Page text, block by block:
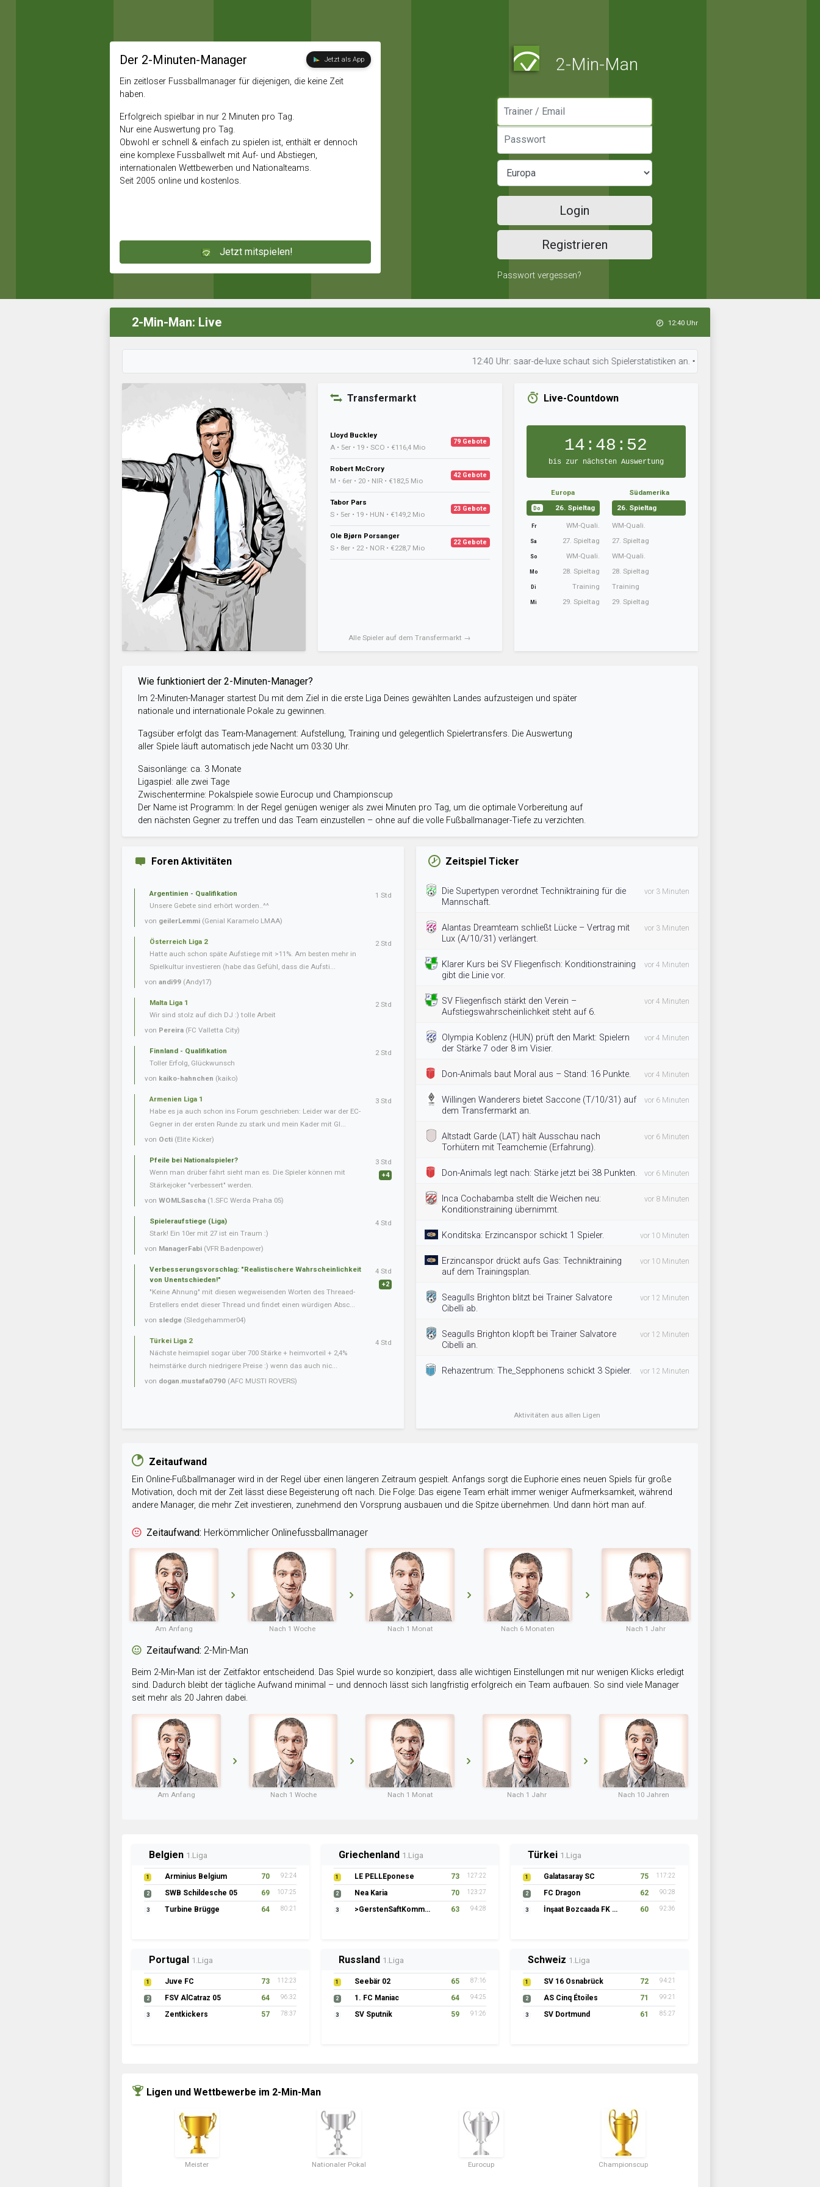
Der 2-Minuten-Manager Jetzt als App
Ein zeitloser Fussballmanager für diejenigen, die keine Zeit
haben.
Erfolgreich spielbar in nur 2 Minuten pro Tag.
Nur eine Auswertung pro Tag.
Obwohl er schnell & einfach zu spielen ist, enthält er dennoch
eine komplexe Fussballwelt mit Auf- und Abstiegen,
internationalen Wettbewerben und Nationalteams.
Seit 2005 online und kostenlos.
Jetzt mitspielen!
2-Min-Man
Login
Registrieren
Passwort vergessen?
2-Min-Man: Live 12:40 Uhr
12:40 Uhr: saar-de-luxe schaut sich Spielerstatistiken an. • 12:37 Uhr: 07 Lowlands Athletic ist
Transfermarkt
Lloyd Buckley
A • 5er • 19 • SCO • €116,4 Mio
79 Gebote
Robert McCrory
M • 6er • 20 • NIR • €182,5 Mio
42 Gebote
Tabor Pars
S • 5er • 19 • HUN • €149,2 Mio
23 Gebote
Ole Bjørn Porsanger
S • 8er • 22 • NOR • €228,7 Mio
22 Gebote
Alle Spieler auf dem Transfermarkt →
Live-Countdown
14:48:51
bis zur nächsten Auswertung
Europa
Do 26. Spieltag
Fr WM-Quali.
Sa 27. Spieltag
So WM-Quali.
Mo 28. Spieltag
Di Training
Mi 29. Spieltag
Südamerika
26. Spieltag
WM-Quali.
27. Spieltag
WM-Quali.
28. Spieltag
Training
29. Spieltag
Wie funktioniert der 2-Minuten-Manager?
Im 2-Minuten-Manager startest Du mit dem Ziel in die erste Liga Deines gewählten Landes aufzusteigen und später
nationale und internationale Pokale zu gewinnen.
Tagsüber erfolgt das Team-Management: Aufstellung, Training und gelegentlich Spielertransfers. Die Auswertung
aller Spiele läuft automatisch jede Nacht um 03:30 Uhr.
Saisonlänge: ca. 3 Monate
Ligaspiel: alle zwei Tage
Zwischentermine: Pokalspiele sowie Eurocup und Championscup
Der Name ist Programm: In der Regel genügen weniger als zwei Minuten pro Tag, um die optimale Vorbereitung auf
den nächsten Gegner zu treffen und das Team einzustellen – ohne auf die volle Fußballmanager-Tiefe zu verzichten.
Foren Aktivitäten
Argentinien - Qualifikation
Unsere Gebete sind erhört worden..^^
von geilerLemmi (Genial Karamelo LMAA)
1 Std
Österreich Liga 2
Hatte auch schon späte Aufstiege mit >11%. Am besten mehr in
Spielkultur investieren (habe das Gefühl, dass die Aufsti...
von andi99 (Andy17)
2 Std
Malta Liga 1
Wir sind stolz auf dich DJ :) tolle Arbeit
von Pereira (FC Valletta City)
2 Std
Finnland - Qualifikation
Toller Erfolg, Glückwunsch
von kaiko-hahnchen (kaiko)
2 Std
Armenien Liga 1
Habe es ja auch schon ins Forum geschrieben: Leider war der EC-
Gegner in der ersten Runde zu stark und mein Kader mit Gl...
von Octi (Elite Kicker)
3 Std
Pfeile bei Nationalspieler?
Wenn man drüber fährt sieht man es. Die Spieler können mit
Stärkejoker "verbessert" werden.
von WOMLSascha (1.SFC Werda Praha 05)
3 Std
+4
Spieleraufstiege (Liga)
Stark! Ein 10er mit 27 ist ein Traum :)
von ManagerFabi (VFR Badenpower)
4 Std
Verbesserungsvorschlag: "Realistischere Wahrscheinlichkeit
von Unentschieden!"
"Keine Ahnung" mit diesen wegweisenden Worten des Threaed-
Erstellers endet dieser Thread und findet einen würdigen Absc...
von sledge (Sledgehammer04)
4 Std
+2
Türkei Liga 2
Nächste heimspiel sogar über 700 Stärke + heimvorteil + 2,4%
heimstärke durch niedrigere Preise :) wenn das auch nic...
von dogan.mustafa0790 (AFC MUSTI ROVERS)
4 Std
Zeitspiel Ticker
Die Supertypen verordnet Techniktraining für die
Mannschaft.
vor 3 Minuten
Alantas Dreamteam schließt Lücke – Vertrag mit
Lux (A/10/31) verlängert.
vor 3 Minuten
Klarer Kurs bei SV Fliegenfisch: Konditionstraining
gibt die Linie vor.
vor 4 Minuten
SV Fliegenfisch stärkt den Verein –
Aufstiegswahrscheinlichkeit steht auf 6.
vor 4 Minuten
Olympia Koblenz (HUN) prüft den Markt: Spielern
der Stärke 7 oder 8 im Visier.
vor 4 Minuten
Don-Animals baut Moral aus – Stand: 16 Punkte. vor 4 Minuten
Willingen Wanderers bietet Saccone (T/10/31) auf
dem Transfermarkt an.
vor 6 Minuten
Altstadt Garde (LAT) hält Ausschau nach
Torhütern mit Teamchemie (Erfahrung).
vor 6 Minuten
Don-Animals legt nach: Stärke jetzt bei 38 Punkten. vor 6 Minuten
Inca Cochabamba stellt die Weichen neu:
Konditionstraining übernimmt.
vor 8 Minuten
Konditska: Erzincanspor schickt 1 Spieler. vor 10 Minuten
Erzincanspor drückt aufs Gas: Techniktraining
auf dem Trainingsplan.
vor 10 Minuten
Seagulls Brighton blitzt bei Trainer Salvatore
Cibelli ab.
vor 12 Minuten
Seagulls Brighton klopft bei Trainer Salvatore
Cibelli an.
vor 12 Minuten
Rehazentrum: The_Sepphonens schickt 3 Spieler. vor 12 Minuten
Aktivitäten aus allen Ligen
Zeitaufwand
Ein Online-Fußballmanager wird in der Regel über einen längeren Zeitraum gespielt. Anfangs sorgt die Euphorie eines neuen Spiels für große
Motivation, doch mit der Zeit lässt diese Begeisterung oft nach. Die Folge: Das eigene Team erhält immer weniger Aufmerksamkeit, während
andere Manager, die mehr Zeit investieren, zunehmend den Vorsprung ausbauen und die Spitze übernehmen. Und dann hört man auf.
Zeitaufwand: Herkömmlicher Onlinefussballmanager
Am Anfang Nach 1 Woche Nach 1 Monat Nach 6 Monaten Nach 1 Jahr
Zeitaufwand: 2-Min-Man
Beim 2-Min-Man ist der Zeitfaktor entscheidend. Das Spiel wurde so konzipiert, dass alle wichtigen Einstellungen mit nur wenigen Klicks erledigt
sind. Dadurch bleibt der tägliche Aufwand minimal – und dennoch lässt sich langfristig erfolgreich ein Team aufbauen. So sind viele Manager
seit mehr als 20 Jahren dabei.
Am Anfang Nach 1 Woche Nach 1 Monat Nach 1 Jahr Nach 10 Jahren
Belgien 1.Liga
1 Arminius Belgium 70 92:24
2 SWB Schildesche 05 69 107:25
3 Turbine Brügge 64 80:21
Griechenland 1.Liga
1 LE PELLEponese 73 127:22
2 Nea Karia 70 123:27
3 >GerstenSaftKommando 63 94:28
Türkei 1.Liga
1 Galatasaray SC 75 117:22
2 FC Dragon 62 90:28
3 İnşaat Bozcaada FK 1957 60 92:36
Portugal 1.Liga
1 Juve FC 73 112:23
2 FSV AlCatraz 05 64 96:32
3 Zentkickers 57 78:37
Russland 1.Liga
1 Seebär 02 65 87:16
2 1. FC Maniac 64 94:25
3 SV Sputnik 59 91:26
Schweiz 1.Liga
1 SV 16 Osnabrück 72 94:21
2 AS Cinq Étoiles 71 99:21
3 SV Dortmund 61 85:27
Ligen und Wettbewerbe im 2-Min-Man
Meister Nationaler Pokal Eurocup Championscup